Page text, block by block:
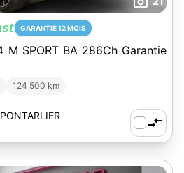
GARANTIE 12 MOIS
M SPORT BA 286Ch Garantie
124 500 km